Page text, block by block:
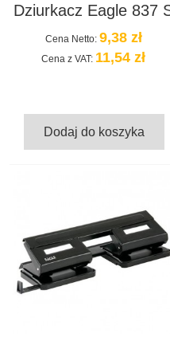
Dziurkacz Eagle 837
Cena Netto: 9,38 zł
Cena z VAT: 11,54 zł
Dodaj do koszyka